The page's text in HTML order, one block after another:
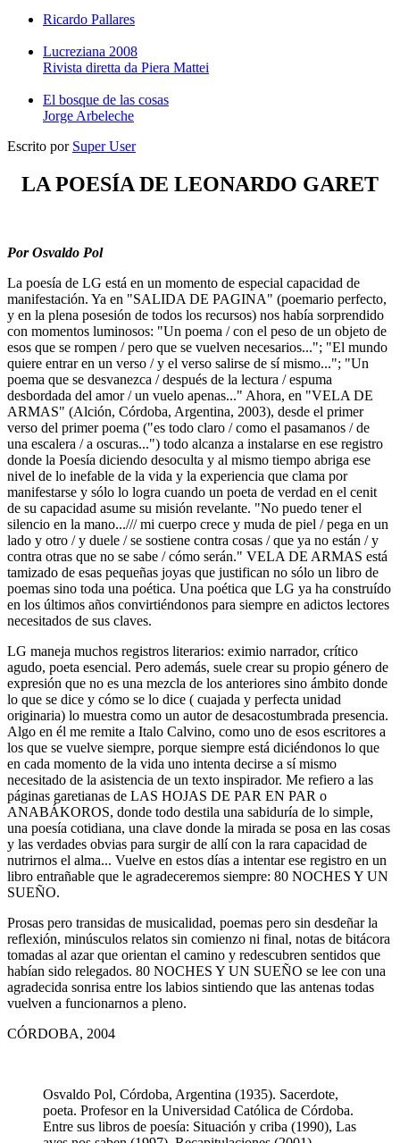
Ricardo Pallares
Lucreziana 2008
Rivista diretta da Piera Mattei
El bosque de las cosas
Jorge Arbeleche
Escrito por Super User
LA POESÍA DE LEONARDO GARET
Por Osvaldo Pol
La poesía de LG está en un momento de especial capacidad de
manifestación. Ya en "SALIDA DE PAGINA" (poemario perfecto,
y en la plena posesión de todos los recursos) nos había sorprendido
con momentos luminosos: "Un poema / con el peso de un objeto de
esos que se rompen / pero que se vuelven necesarios..."; "El mundo
quiere entrar en un verso / y el verso salirse de sí mismo..."; "Un
poema que se desvanezca / después de la lectura / espuma
desbordada del amor / un vuelo apenas..." Ahora, en "VELA DE
ARMAS" (Alción, Córdoba, Argentina, 2003), desde el primer
verso del primer poema ("es todo claro / como el pasamanos / de
una escalera / a oscuras...") todo alcanza a instalarse en ese registro
donde la Poesía diciendo desoculta y al mismo tiempo abriga ese
nivel de lo inefable de la vida y la experiencia que clama por
manifestarse y sólo lo logra cuando un poeta de verdad en el cenit
de su capacidad asume su misión revelante. "No puedo tener el
silencio en la mano.../// mi cuerpo crece y muda de piel / pega en un
lado y otro / y duele / se sostiene contra cosas / que ya no están / y
contra otras que no se sabe / cómo serán." VELA DE ARMAS está
tamizado de esas pequeñas joyas que justifican no sólo un libro de
poemas sino toda una poética. Una poética que LG ya ha construído
en los últimos años convirtiéndonos para siempre en adictos lectores
necesitados de sus claves.
LG maneja muchos registros literarios: eximio narrador, crítico
agudo, poeta esencial. Pero además, suele crear su propio género de
expresión que no es una mezcla de los anteriores sino ámbito donde
lo que se dice y cómo se lo dice ( cuajada y perfecta unidad
originaria) lo muestra como un autor de desacostumbrada presencia.
Algo en él me remite a Italo Calvino, como uno de esos escritores a
los que se vuelve siempre, porque siempre está diciéndonos lo que
en cada momento de la vida uno intenta decirse a sí mismo
necesitado de la asistencia de un texto inspirador. Me refiero a las
páginas garetianas de LAS HOJAS DE PAR EN PAR o
ANABÁKOROS, donde todo destila una sabiduría de lo simple,
una poesía cotidiana, una clave donde la mirada se posa en las cosas
y las verdades obvias para surgir de allí con la rara capacidad de
nutrirnos el alma... Vuelve en estos días a intentar ese registro en un
libro entrañable que le agradeceremos siempre: 80 NOCHES Y UN
SUEÑO.
Prosas pero transidas de musicalidad, poemas pero sin desdeñar la
reflexión, minúsculos relatos sin comienzo ni final, notas de bitácora
tomadas al azar que orientan el camino y redescubren sentidos que
habían sido relegados. 80 NOCHES Y UN SUEÑO se lee con una
agradecida sonrisa entre los labios sintiendo que las antenas todas
vuelven a funcionarnos a pleno.
CÓRDOBA, 2004
Osvaldo Pol, Córdoba, Argentina (1935). Sacerdote,
poeta. Profesor en la Universidad Católica de Córdoba.
Entre sus libros de poesía: Situación y criba (1990), Las